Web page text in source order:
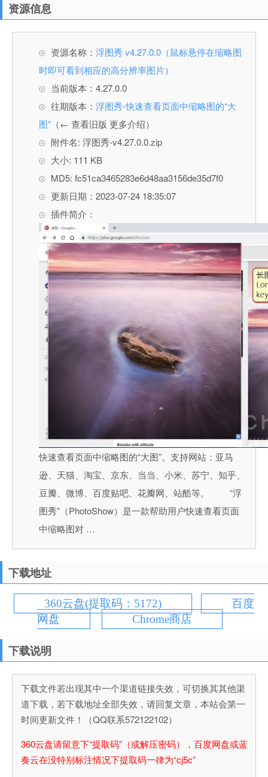
资源信息
资源名称： 浮图秀 v4.27.0.0（鼠标悬停在缩略图
时即可看到相应的高分辨率图片）
当前版本：4.27.0.0
往期版本： 浮图秀-快速查看页面中缩略图的“大
图” （← 查看旧版 更多介绍）
附件名: 浮图秀-v4.27.0.0.zip
大小: 111 KB
MD5: fc51ca3465283e6d48aa3156de35d7f0
更新日期：2023-07-24 18:35:07
插件简介：
快速查看页面中缩略图的“大图”。支持网站：亚马
逊、天猫、淘宝、京东、当当、小米、苏宁、知乎、
豆瓣、微博、百度贴吧、花瓣网、站酷等。 “浮
图秀”（PhotoShow）是一款帮助用户快速查看页面
中缩略图对 …
下载地址
360云盘(提取码：5172)
百度
网盘
Chrome商店
下载说明
下载文件若出现其中一个渠道链接失效，可切换其其他渠
道下载，若下载地址全部失效，请回复文章，本站会第一
时间更新文件！（QQ联系572122102）
360云盘请留意下“提取码”（或解压密码），百度网盘或蓝
奏云在没特别标注情况下提取码一律为“cj5c”